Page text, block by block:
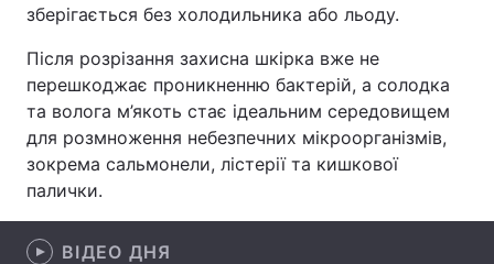
Здоров'я Туризм
Цікавинки Погода
Екологія Регіони
Лонгріди
зберігається без холодильника або льоду.
Після розрізання захисна шкірка вже не
перешкоджає проникненню бактерій, а солодка
та волога м’якоть стає ідеальним середовищем
для розмноження небезпечних мікроорганізмів,
зокрема сальмонели, лістерії та кишкової
палички.
ВІДЕО ДНЯ